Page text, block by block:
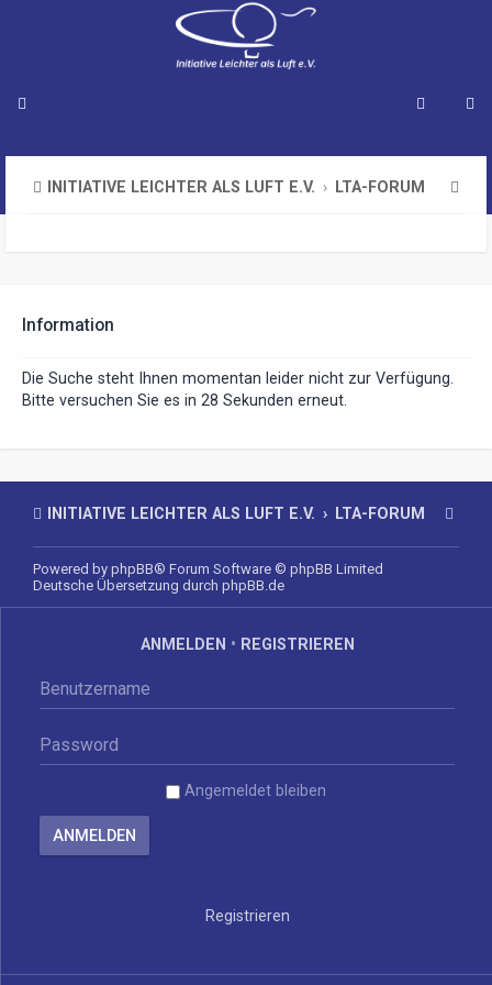
INITIATIVE LEICHTER ALS LUFT E.V. LTA-FORUM
Information
Die Suche steht Ihnen momentan leider nicht zur Verfügung.
Bitte versuchen Sie es in 28 Sekunden erneut.
INITIATIVE LEICHTER ALS LUFT E.V. LTA-FORUM
Powered by phpBB® Forum Software © phpBB Limited
Deutsche Übersetzung durch phpBB.de
ANMELDEN • REGISTRIEREN
Angemeldet bleiben
Registrieren